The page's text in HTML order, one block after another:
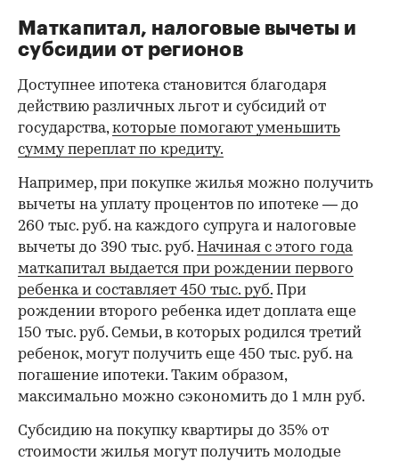
Маткапитал, налоговые вычеты и
субсидии от регионов
Доступнее ипотека становится благодаря
действию различных льгот и субсидий от
государства,которые помогают уменьшить
сумму переплат по кредиту.
Например, при покупке жилья можно получить
вычеты на уплату процентов по ипотеке — до
260 тыс. руб. на каждого супруга и налоговые
вычеты до 390 тыс. руб. Начиная с этого года
маткапитал выдается при рождении первого
ребенка и составляет 450 тыс. руб. При
рождении второго ребенка идет доплата еще
150 тыс. руб. Семьи, в которых родился третий
ребенок, могут получить еще 450 тыс. руб. на
погашение ипотеки. Таким образом,
максимально можно сэкономить до 1 млн руб.
Субсидию на покупку квартиры до 35% от
стоимости жилья могут получить молодые